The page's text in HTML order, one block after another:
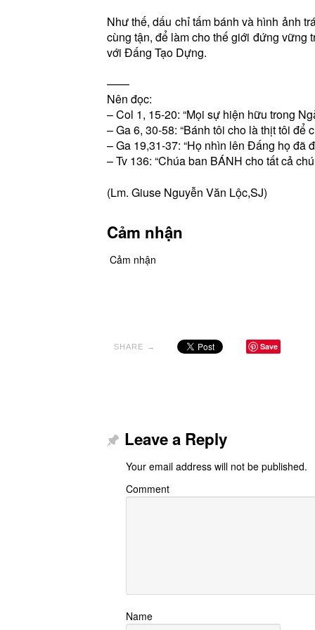
Như thế, dấu chỉ tấm bánh và hình ảnh
cùng tận, để làm cho thế giới đứng vững
với Đấng Tạo Dựng.
——
Nên đọc:
– Col 1, 15-20: “Mọi sự hiện hữu trong
– Ga 6, 30-58: “Bánh tôi cho là thịt tôi để
– Ga 19,31-37: “Họ nhìn lên Đấng họ đã
– Tv 136: “Chúa ban BÁNH cho tất cả
(Lm. Giuse Nguyễn Văn Lộc,SJ)
Cảm nhận
Cảm nhận
SHARE → Save
Leave a Reply
Your email address will not be published.
Comment
Name